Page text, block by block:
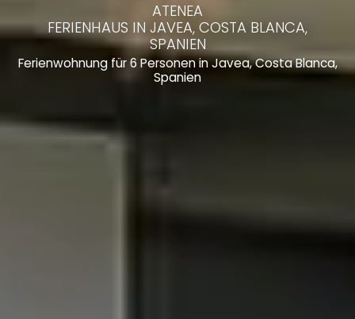
ATENEA
FERIENHAUS IN JAVEA, COSTA BLANCA,
SPANIEN
Ferienwohnung für 6 Personen in Javea, Costa Blanca,
Spanien